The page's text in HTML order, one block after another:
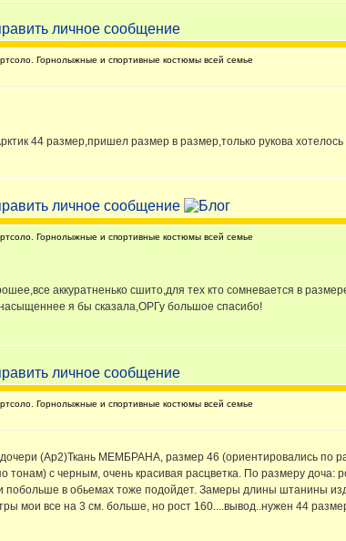
Горнолыжные и спортивные костюмы всей семье
44 размер,пришел размер в размер,только рукова
Горнолыжные и спортивные костюмы всей семье
аккуратненько сшито,для тех кто сомневается в
я бы сказала,ОРГу большое спасибо!
Горнолыжные и спортивные костюмы всей семье
(Ар2)Ткань МЕМБРАНА, размер 46 (ориентировались по
тонам) с черным, очень красивая расцветка. По размеру
побольше в обьемах тоже подойдет. Замеры длины штанины
мои все на 3 см. больше, но рост 160....вывод..нужен 44